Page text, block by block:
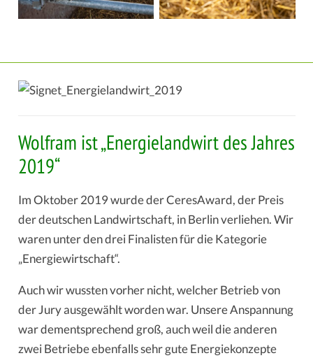
Wolfram ist „Energielandwirt des Jahres
2019“
Im Oktober 2019 wurde der CeresAward, der Preis
der deutschen Landwirtschaft, in Berlin verliehen. Wir
waren unter den drei Finalisten für die Kategorie
„Energiewirtschaft“.
Auch wir wussten vorher nicht, welcher Betrieb von
der Jury ausgewählt worden war. Unsere Anspannung
war dementsprechend groß, auch weil die anderen
zwei Betriebe ebenfalls sehr gute Energiekonzepte